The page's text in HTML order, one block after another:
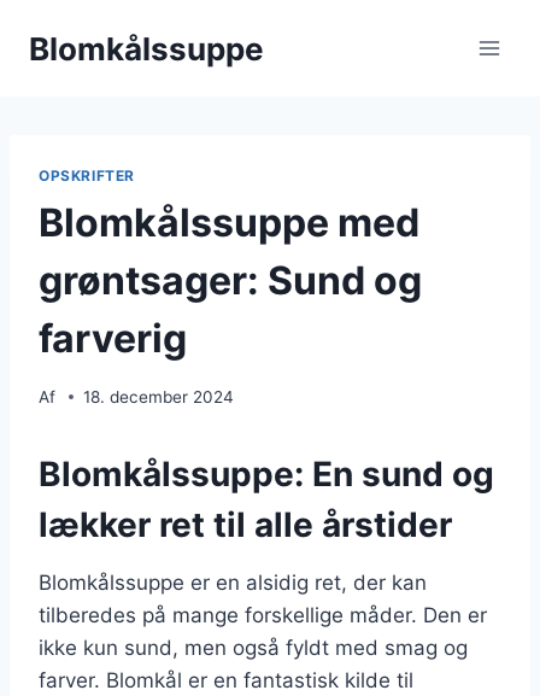
Blomkålssuppe
OPSKRIFTER
Blomkålssuppe med
grøntsager: Sund og
farverig
Af 18. december 2024
Blomkålssuppe: En sund og
lækker ret til alle årstider
Blomkålssuppe er en alsidig ret, der kan
tilberedes på mange forskellige måder. Den er
ikke kun sund, men også fyldt med smag og
farver. Blomkål er en fantastisk kilde til